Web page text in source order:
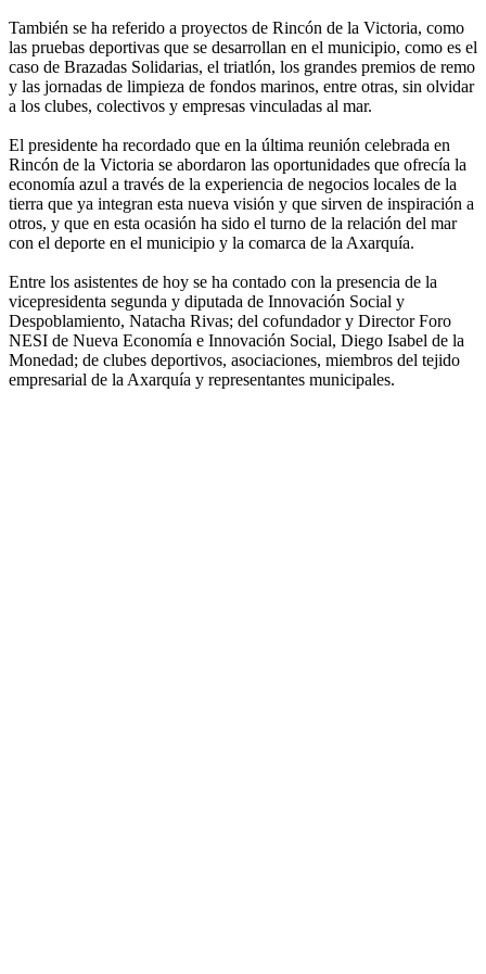
También se ha referido a proyectos de Rincón de la Victoria, como
las pruebas deportivas que se desarrollan en el municipio, como es el
caso de Brazadas Solidarias, el triatlón, los grandes premios de remo
y las jornadas de limpieza de fondos marinos, entre otras, sin olvidar
a los clubes, colectivos y empresas vinculadas al mar.
El presidente ha recordado que en la última reunión celebrada en
Rincón de la Victoria se abordaron las oportunidades que ofrecía la
economía azul a través de la experiencia de negocios locales de la
tierra que ya integran esta nueva visión y que sirven de inspiración a
otros, y que en esta ocasión ha sido el turno de la relación del mar
con el deporte en el municipio y la comarca de la Axarquía.
Entre los asistentes de hoy se ha contado con la presencia de la
vicepresidenta segunda y diputada de Innovación Social y
Despoblamiento, Natacha Rivas; del cofundador y Director Foro
NESI de Nueva Economía e Innovación Social, Diego Isabel de la
Monedad; de clubes deportivos, asociaciones, miembros del tejido
empresarial de la Axarquía y representantes municipales.